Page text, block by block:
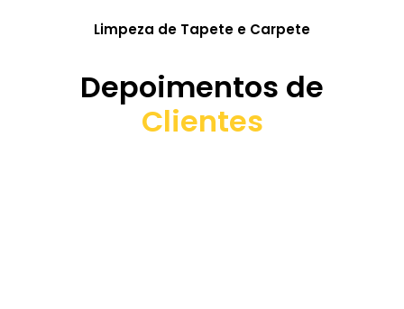
Limpeza de Tapete e Carpete
Depoimentos de
Clientes